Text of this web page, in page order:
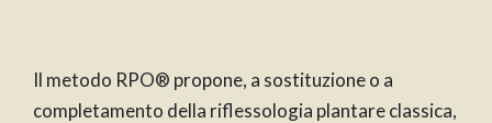
Il metodo RPO® propone, a sostituzione o a
completamento della riflessologia plantare classica,